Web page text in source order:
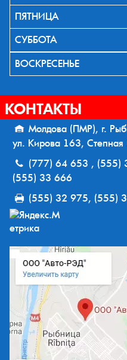
ПЯТНИЦА
СУББОТА
ВОСКРЕСЕНЬЕ
КОНТАКТЫ
Молдова (ПМР), г.
ул. Кирова 163, Степная
(777) 64 653 , (555)
(555) 33 666
(555) 32 975, (555)